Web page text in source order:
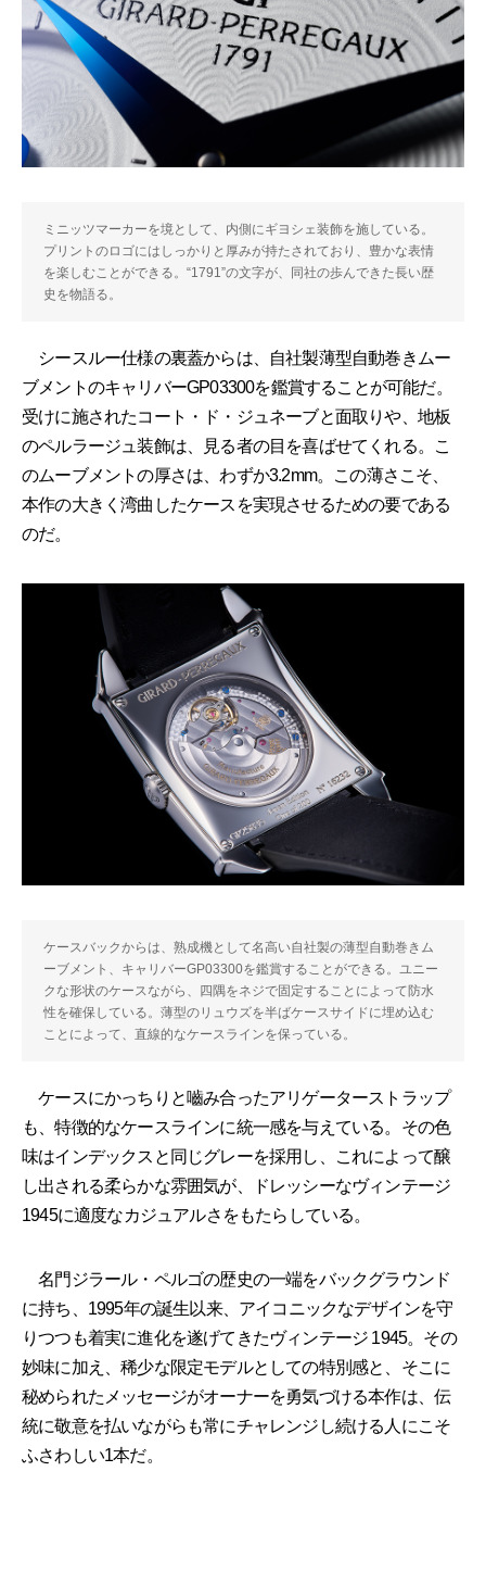
ミニッツマーカーを境として、内側にギヨシェ装飾を施している。
プリントのロゴにはしっかりと厚みが持たされており、豊かな表情
を楽しむことができる。“1791”の文字が、同社の歩んできた長い歴
史を物語る。
シースルー仕様の裏蓋からは、自社製薄型自動巻きムー
ブメントのキャリバーGP03300を鑑賞することが可能だ。
受けに施されたコート・ド・ジュネーブと面取りや、地板
のペルラージュ装飾は、見る者の目を喜ばせてくれる。こ
のムーブメントの厚さは、わずか3.2mm。この薄さこそ、
本作の大きく湾曲したケースを実現させるための要である
のだ。
ケースバックからは、熟成機として名高い自社製の薄型自動巻きム
ーブメント、キャリバーGP03300を鑑賞することができる。ユニー
クな形状のケースながら、四隅をネジで固定することによって防水
性を確保している。薄型のリュウズを半ばケースサイドに埋め込む
ことによって、直線的なケースラインを保っている。
ケースにかっちりと嚙み合ったアリゲーターストラップ
も、特徴的なケースラインに統一感を与えている。その色
味はインデックスと同じグレーを採用し、これによって醸
し出される柔らかな雰囲気が、ドレッシーなヴィンテージ
1945に適度なカジュアルさをもたらしている。
名門ジラール・ペルゴの歴史の一端をバックグラウンド
に持ち、1995年の誕生以来、アイコニックなデザインを守
りつつも着実に進化を遂げてきたヴィンテージ 1945。その
妙味に加え、稀少な限定モデルとしての特別感と、そこに
秘められたメッセージがオーナーを勇気づける本作は、伝
統に敬意を払いながらも常にチャレンジし続ける人にこそ
ふさわしい1本だ。